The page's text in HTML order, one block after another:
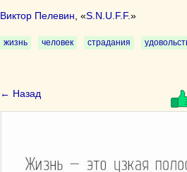
Виктор Пелевин , «S.N.U.F.F.»
жизнь человек страдания
← Назад